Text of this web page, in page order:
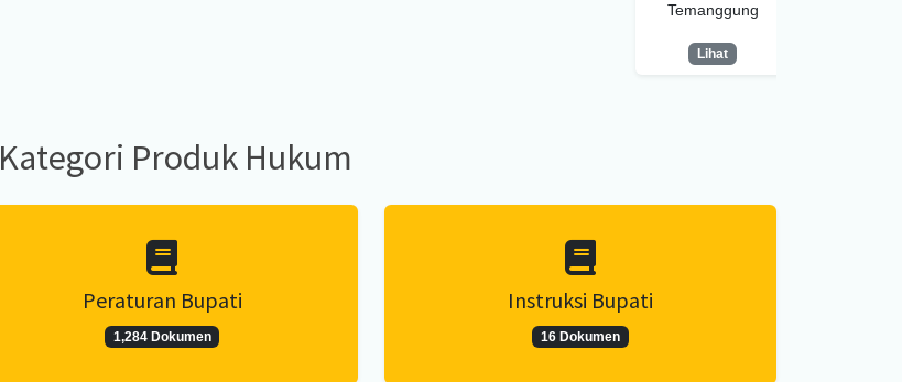
Temanggung
Lihat
Kategori Produk Hukum
Peraturan Bupati
1,284 Dokumen
Instruksi Bupati
16 Dokumen